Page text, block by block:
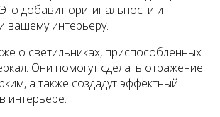
добавит оригинальности и
вашему интерьеру.
о светильниках, приспособленных
Они помогут сделать отражение
а также создадут эффектный
интерьере.